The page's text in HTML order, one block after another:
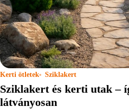
Kerti ötletek Sziklakert
Sziklakert és kerti utak –
látványosan